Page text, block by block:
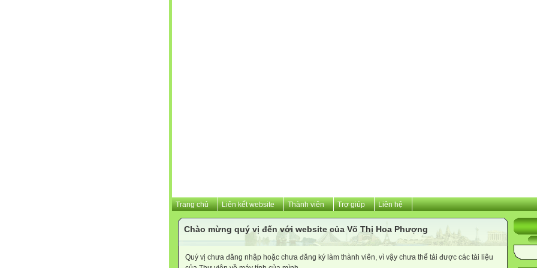
Trang chủ Liên kết website Thành viên Trợ giúp Liên hệ
Chào mừng quý vị đến với website của Võ Thị Hoa Phượng
Quý vị chưa đăng nhập hoặc chưa đăng ký làm thành viên, vì vậy chưa thể tải được các tài liệu